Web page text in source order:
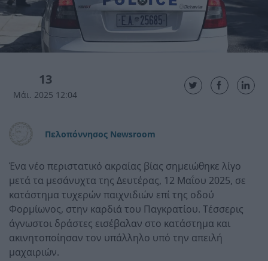
13
Μάι. 2025 12:04
Πελοπόννησος Newsroom
Ένα νέο περιστατικό ακραίας βίας σημειώθηκε λίγο
μετά τα μεσάνυχτα της Δευτέρας, 12 Μαΐου 2025, σε
κατάστημα τυχερών παιχνιδιών επί της οδού
Φορμίωνος, στην καρδιά του Παγκρατίου. Τέσσερις
άγνωστοι δράστες εισέβαλαν στο κατάστημα και
ακινητοποίησαν τον υπάλληλο υπό την απειλή
μαχαιριών.